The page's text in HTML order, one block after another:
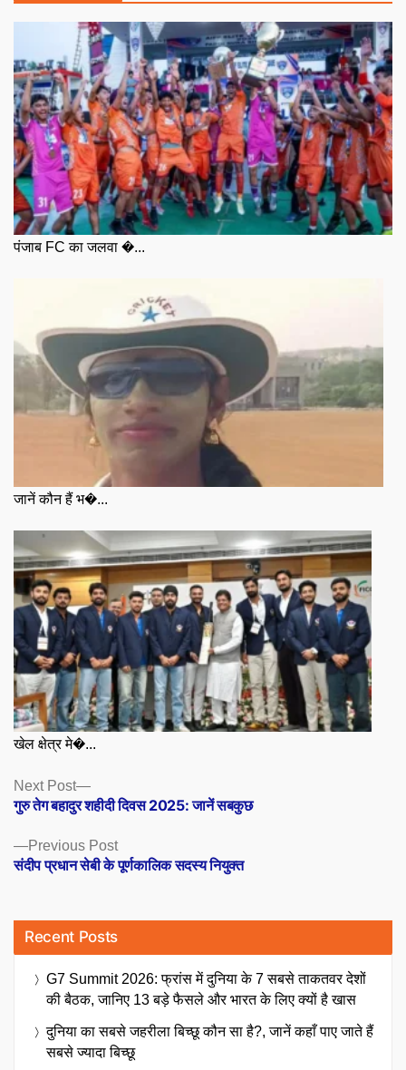
पंजाब FC का जलवा �...
जानें कौन हैं भ�...
खेल क्षेत्र मे�...
Posts
navigation
Previous PostPrevious
post:
संदीप प्रधान सेबी के पूर्णकालिक सदस्य नियुक्त
Next Post
Next
post:
गुरु तेग बहादुर शहीदी दिवस 2025: जानें सबकुछ
Recent Posts
G7 Summit 2026: फ्रांस में दुनिया के 7 सबसे ताकतवर देशों
की बैठक, जानिए 13 बड़े फैसले और भारत के लिए क्यों है खास
दुनिया का सबसे जहरीला बिच्छू कौन सा है?, जानें कहाँ पाए जाते हैं
सबसे ज्यादा बिच्छू